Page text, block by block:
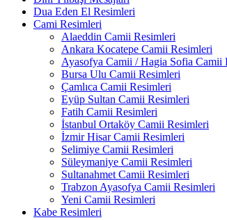
Dua Eden El Resimleri
Cami Resimleri
Alaeddin Camii Resimleri
Ankara Kocatepe Camii Resimleri
Ayasofya Camii / Hagia Sofia Camii
Bursa Ulu Camii Resimleri
Çamlıca Camii Resimleri
Eyüp Sultan Camii Resimleri
Fatih Camii Resimleri
İstanbul Ortaköy Camii Resimleri
İzmir Hisar Camii Resimleri
Selimiye Camii Resimleri
Süleymaniye Camii Resimleri
Sultanahmet Camii Resimleri
Trabzon Ayasofya Camii Resimleri
Yeni Camii Resimleri
Kabe Resimleri